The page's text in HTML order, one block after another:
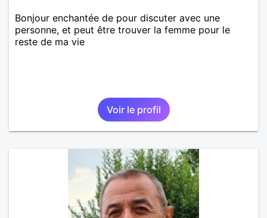
Bonjour enchantée de pour discuter avec une
personne, et peut être trouver la femme pour le
reste de ma vie
Voir le profil